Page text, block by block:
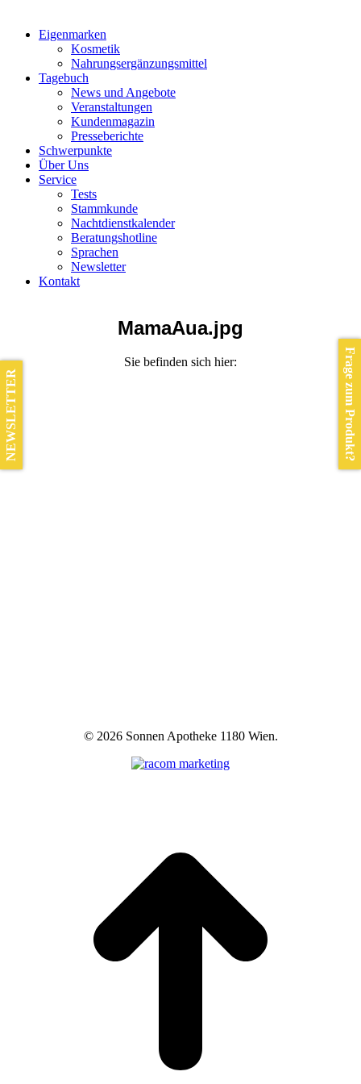
Eigenmarken
Kosmetik
Nahrungsergänzungsmittel
Tagebuch
News und Angebote
Veranstaltungen
Kundenmagazin
Presseberichte
Schwerpunkte
Über Uns
Service
Tests
Stammkunde
Nachtdienstkalender
Beratungshotline
Sprachen
Newsletter
Kontakt
MamaAua.jpg
Sie befinden sich hier:
© 2026 Sonnen Apotheke 1180 Wien.
Frage zum Produkt?
NEWSLETTER